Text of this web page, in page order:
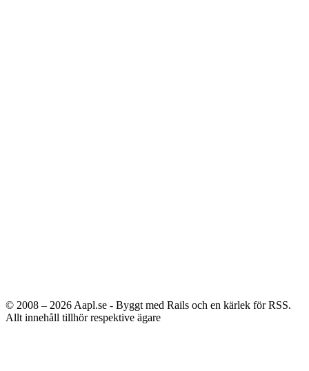
© 2008 – 2026 Aapl.se - Byggt med Rails och en kärlek för RSS.
Allt innehåll tillhör respektive ägare